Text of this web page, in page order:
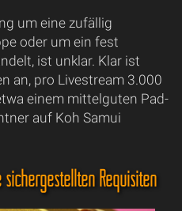
um eine zufällig
oder um ein fest
ist unklar. Klar ist
an, pro Livestream 3.000
einem mittelguten Pad-
auf Koh Samui
Requisiten